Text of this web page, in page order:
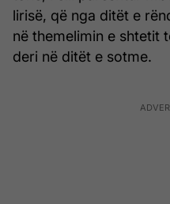
lirisë, që nga ditët e
në themelimin e shtetit
deri në ditët e sotme.